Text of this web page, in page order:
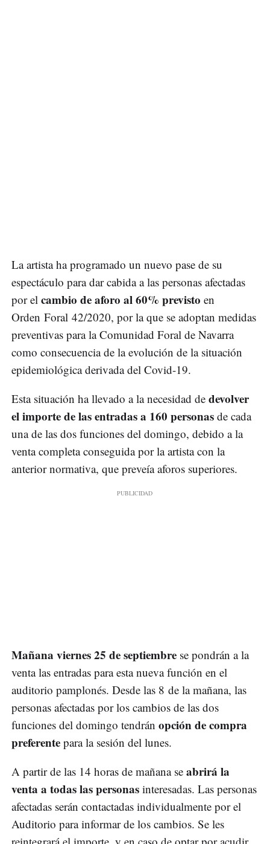
La artista ha programado un nuevo pase de su
espectáculo para dar cabida a las personas afectadas
por el cambio de aforo al 60% previsto en
Orden Foral 42/2020, por la que se adoptan medidas
preventivas para la Comunidad Foral de Navarra
como consecuencia de la evolución de la situación
epidemiológica derivada del Covid-19.
Esta situación ha llevado a la necesidad de devolver
el importe de las entradas a 160 personas de cada
una de las dos funciones del domingo, debido a la
venta completa conseguida por la artista con la
anterior normativa, que preveía aforos superiores.
Mañana viernes 25 de septiembre se pondrán a la
venta las entradas para esta nueva función en el
auditorio pamplonés. Desde las 8 de la mañana, las
personas afectadas por los cambios de las dos
funciones del domingo tendrán opción de compra
preferente para la sesión del lunes.
A partir de las 14 horas de mañana se abrirá la
venta a todas las personas interesadas. Las personas
afectadas serán contactadas individualmente por el
Auditorio para informar de los cambios. Se les